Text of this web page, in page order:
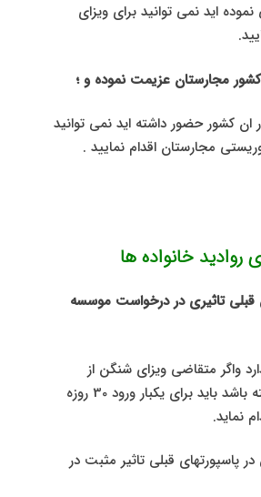
اید نمی توانید برای ویزای
کشور مجارستان عزیمت نموده و ؛
کشور حضور داشته اید نمی توانید
مجارستان اقدام نمایید .
روادید خانواده ها
تاثیری در درخواست موسسه
واگر متقاضی ویزای شنگن از
کشورهای دیگر داشته باشد باید برای یکبار ورود 30 روزه
نماید.
پاسپورتهای قبلی تاثیر مثبت در